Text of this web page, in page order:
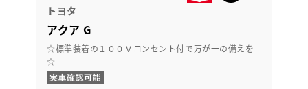
トヨタ
アクア G
☆標準装着の１００Ｖコンセント付で万が一の備えを
☆